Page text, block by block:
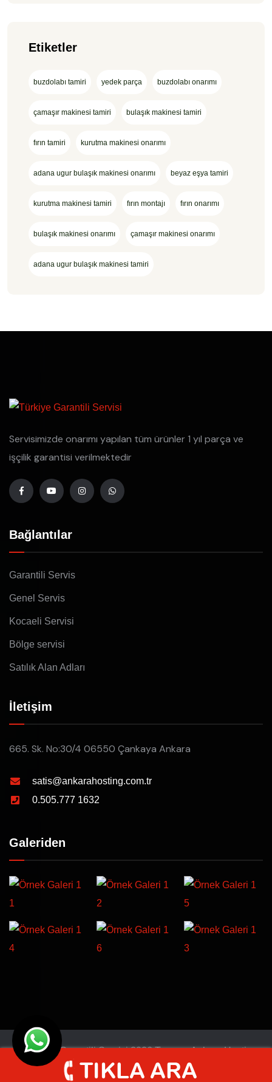
Etiketler
buzdolabı tamiri yedek parça buzdolabı onarımı
çamaşır makinesi tamiri bulaşık makinesi tamiri
fırın tamiri kurutma makinesi onarımı
adana ugur bulaşık makinesi onarımı beyaz eşya tamiri
kurutma makinesi tamiri fırın montajı fırın onarımı
bulaşık makinesi onarımı çamaşır makinesi onarımı
adana ugur bulaşık makinesi tamiri
Servisimizde onarımı yapılan tüm ürünler 1 yıl parça ve
işçilik garantisi verilmektedir
Bağlantılar
Garantili Servis
Genel Servis
Kocaeli Servisi
Bölge servisi
Satılık Alan Adları
İletişim
665. Sk. No:30/4 06550 Çankaya Ankara
satis@ankarahosting.com.tr
0.505.777 1632
Galeriden
© Türkiye Garantili Servisi 2026 TasarımAnkara Hosting